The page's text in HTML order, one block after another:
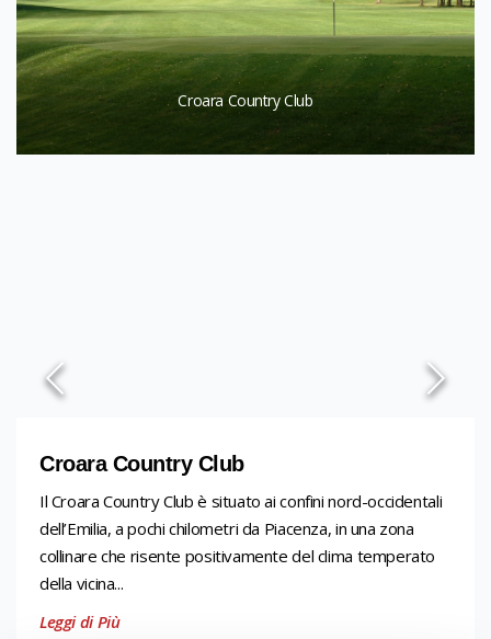
Croara Country Club
Croara Country Club
Il Croara Country Club è situato ai confini nord-occidentali
dell’Emilia, a pochi chilometri da Piacenza, in una zona
collinare che risente positivamente del clima temperato
della vicina...
Leggi di Più